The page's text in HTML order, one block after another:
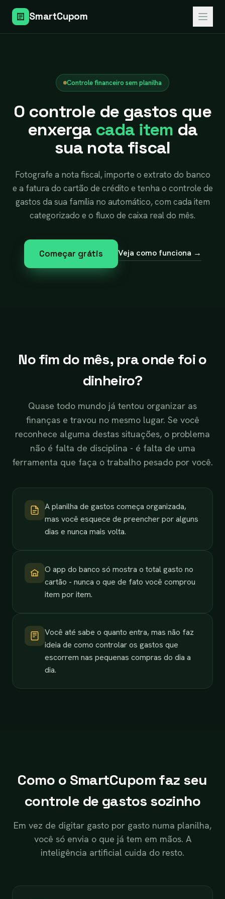
SmartCupom
Controle financeiro sem planilha
O controle de gastos que
enxerga cada item da
sua nota fiscal
Fotografe a nota fiscal, importe o extrato do banco
e a fatura do cartão de crédito e tenha o controle de
gastos da sua família no automático, com cada item
categorizado e o fluxo de caixa real do mês.
Começar grátis Veja como funciona →
No fim do mês, pra onde foi o
dinheiro?
Quase todo mundo já tentou organizar as
finanças e travou no mesmo lugar. Se você
reconhece alguma destas situações, o problema
não é falta de disciplina - é falta de uma
ferramenta que faça o trabalho pesado por você.
A planilha de gastos começa organizada,
mas você esquece de preencher por alguns
dias e nunca mais volta.
O app do banco só mostra o total gasto no
cartão - nunca o que de fato você comprou
item por item.
Você até sabe o quanto entra, mas não faz
ideia de como controlar os gastos que
escorrem nas pequenas compras do dia a
dia.
Como o SmartCupom faz seu
controle de gastos sozinho
Em vez de digitar gasto por gasto numa planilha,
você só envia o que já tem em mãos. A
inteligência artificial cuida do resto.